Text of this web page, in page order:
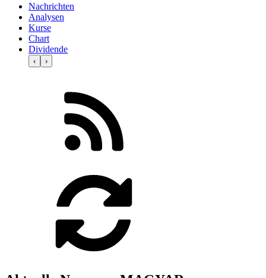
Nachrichten
Analysen
Kurse
Chart
Dividende
‹ ›